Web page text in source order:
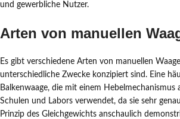
und gewerbliche Nutzer.
Arten von manuellen
Es gibt verschiedene Arten von manuellen
unterschiedliche Zwecke konzipiert sind. Eine
Balkenwaage, die mit einem
Schulen und Labors verwendet, da sie sehr
Prinzip des Gleichgewichts anschaulich